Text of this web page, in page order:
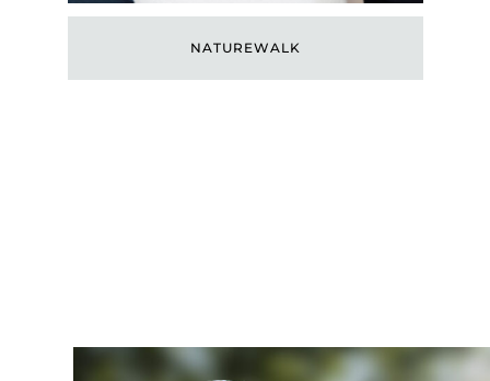
NATUREWALK